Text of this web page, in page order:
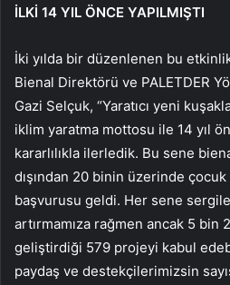
İLKİ 14 YIL ÖNCE YAPILMIŞTI
İki yılda bir düzenlenen bu
Bienal Direktörü ve PALETDER
Gazi Selçuk, “Yaratıcı yeni
iklim yaratma mottosu ile 14 yıl
kararlılıkla ilerledik. Bu sene
dışından 20 binin üzerinde
başvurusu geldi. Her sene
artırmamıza rağmen ancak 5 bin
geliştirdiği 579 projeyi kabul
paydaş ve destekçilerimizsin